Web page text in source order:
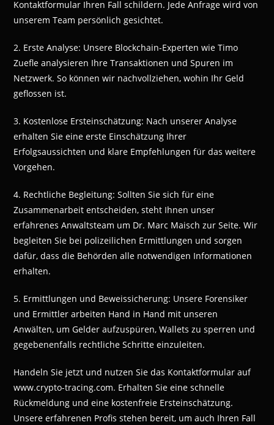
Kontaktformular Ihren Fall schildern. Jede Anfrage wird von
unserem Team persönlich gesichtet.
2. Erste Analyse: Unsere Blockchain-Experten wie Timo
Zuefle analysieren Ihre Transaktionen und Spuren im
Netzwerk. So können wir nachvollziehen, wohin Ihr Geld
geflossen ist.
3. Kostenlose Ersteinschätzung: Nach unserer Analyse
erhalten Sie eine erste Einschätzung Ihrer
Erfolgsaussichten und klare Empfehlungen für das weitere
Vorgehen.
4. Rechtliche Begleitung: Sollten Sie sich für eine
Zusammenarbeit entscheiden, steht Ihnen unser
erfahrenes Anwaltsteam um Dr. Marc Maisch zur Seite. Wir
begleiten Sie bei polizeilichen Ermittlungen und sorgen
dafür, dass die Behörden alle notwendigen Informationen
erhalten.
5. Ermittlungen und Beweissicherung: Unsere Forensiker
und Ermittler arbeiten Hand in Hand mit unseren
Anwälten, um Gelder aufzuspüren, Wallets zu sperren und
gegebenenfalls rechtliche Schritte einzuleiten.
Handeln Sie jetzt und nutzen Sie das Kontaktformular auf
www.crypto-tracing.com. Erhalten Sie eine schnelle
Rückmeldung und eine kostenfreie Ersteinschätzung.
Unsere erfahrenen Profis stehen bereit, um auch Ihren Fall